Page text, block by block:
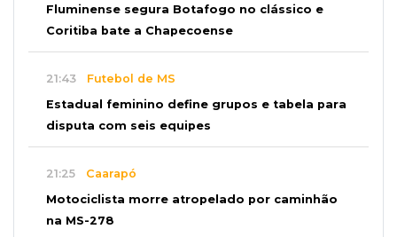
Fluminense segura Botafogo no clássico e
Coritiba bate a Chapecoense
21:43 Futebol de MS
Estadual feminino define grupos e tabela para
disputa com seis equipes
21:25 Caarapó
Motociclista morre atropelado por caminhão
na MS-278